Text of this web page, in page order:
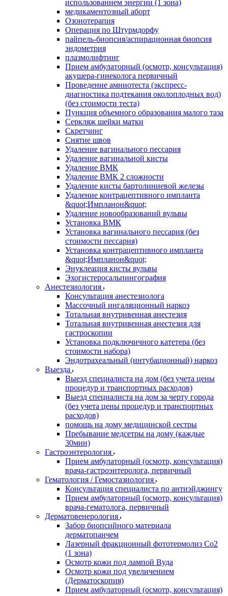
использованием энергии (1 зона)
медикаментозный аборт
Озонотерапия
Операция по Штурмдорфу
пайпель-биопсия/аспирационная биопсия
эндометрия
плазмолифтинг
Прием амбулаторный (осмотр, консультация)
акушера-гинеколога первичный
Проведение амниотеста (экспресс-
диагностика подтекания околоплодных вод)
(без стоимости теста)
Пункция объемного образования малого таза
Серкляж шейки матки
Скретчинг
Снятие швов
Удаление вагинального пессария
Удаление вагинальной кисты
Удаление ВМК
Удаление ВМК 2 сложности
Удаление кисты бартолиниевой железы
Удаление контрацептивного импланта
&quot;Импланон&quot;
Удаление новообразований вульвы
Установка ВМК
Установка вагинального пессария (без
стоимости пессария)
Установка контрацептивного импланта
&quot;Импланон&quot;
Энуклеация кисты вульвы
Эхогистеросальпингография
Анестезиология
Консультация анестезиолога
Массочный ингаляционный наркоз
Тотальная внутривенная анестезия
Тотальная внутривенная анестезия для
гастроскопии
Установка подключичного катетера (без
стоимости набора)
Эндотрахеальный (интубационный) наркоз
Выезда
Выезд специалиста на дом (без учета цены
процедур и транспортных расходов)
Выезд специалиста на дом за черту города
(без учета цены процедур и транспортных
расходов)
помощь на дому медицинской сестры
Пребывание медсетры на дому (каждые
30мин)
Гастроэнтерология
Прием амбулаторный (осмотр, консультация)
врача-гастроэнтеролога, первичный
Гематология / Гемостазиология
Консультация специалиста по антиэйджингу
Прием амбулаторный (осмотр, консультация)
врача-гематолога, первичный
Дерматовенерология
Забор биопсийного материала
дерматопанчем
Лазерный фракционный фототермолиз Со2
(1 зона)
Осмотр кожи под лампой Вуда
Осмотр кожи под увеличением
(Дерматоскопия)
Прием амбулаторный (осмотр, консультация)